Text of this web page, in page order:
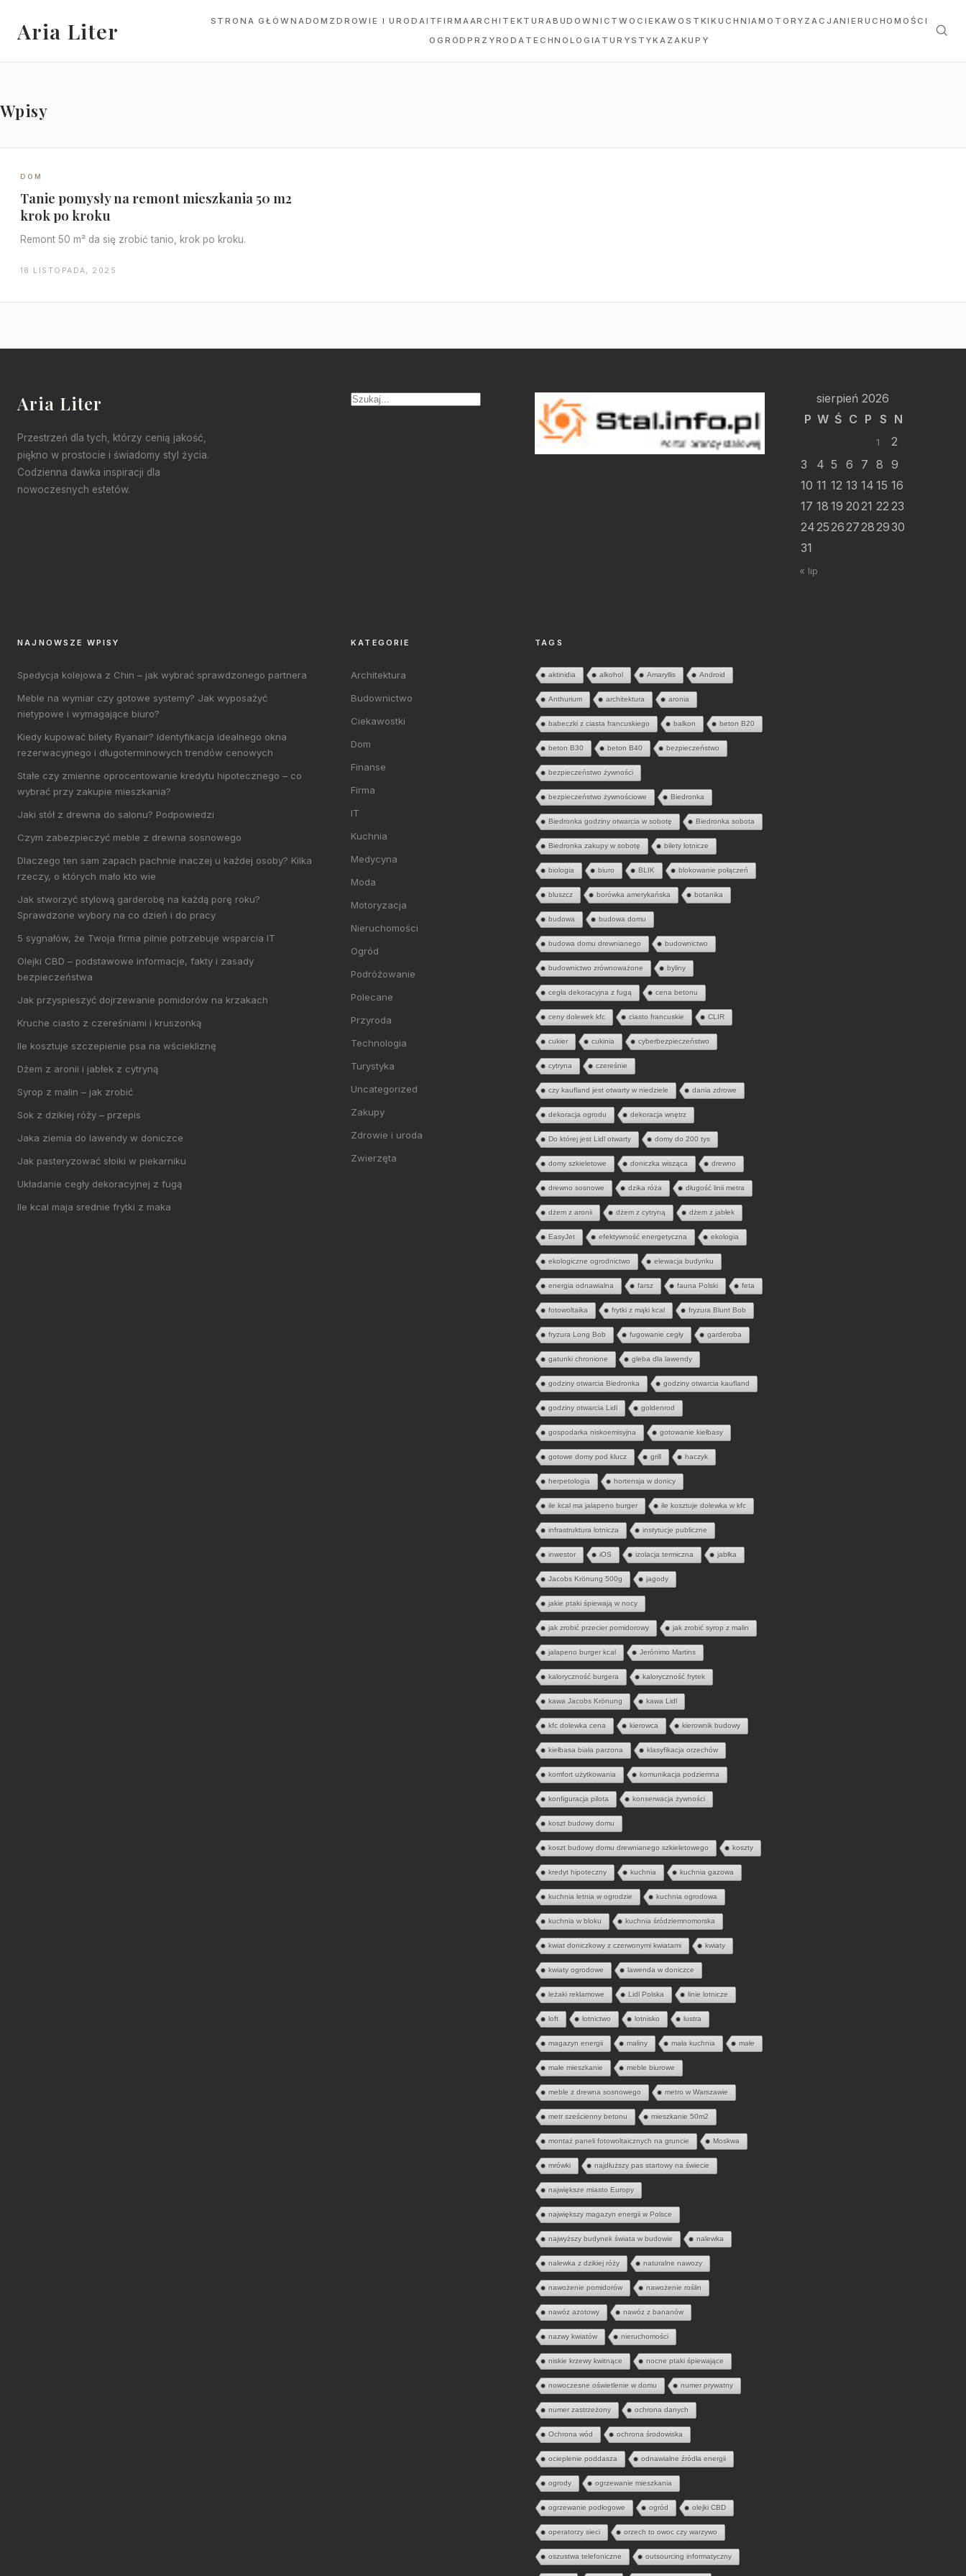
Aria Liter STRONA GŁÓWNADOM ZDROWIE I URODAITFIRMAARCHITEKTURABUDOWNICTWOCIEKAWOSTKIKUCHNIAMOTORYZACJANIERUCHOMOŚCI
OGRÓDPRZYRODA TECHNOLOGIA TURYSTYKA ZAKUPY
Wpisy
DOM
Tanie pomysły na remont mieszkania 50 m2
krok po kroku
Remont 50 m² da się zrobić tanio, krok po kroku.
18 LISTOPADA, 2025
Aria Liter
Przestrzeń dla tych, którzy cenią jakość,
piękno w prostocie i świadomy styl życia.
Codzienna dawka inspiracji dla
nowoczesnych estetów.
sierpień 2026
P W Ś C P S N
1
2
3
4 5 6 7 8 9
10 11 12 13 14 15 16
17 18 19 2021 22 23
24252627282930
31
« lip
NAJNOWSZE WPISY
Spedycja kolejowa z Chin – jak wybrać sprawdzonego partnera
Meble na wymiar czy gotowe systemy? Jak wyposażyć
nietypowe i wymagające biuro?
Kiedy kupować bilety Ryanair? Identyfikacja idealnego okna
rezerwacyjnego i długoterminowych trendów cenowych
Stałe czy zmienne oprocentowanie kredytu hipotecznego – co
wybrać przy zakupie mieszkania?
Jaki stół z drewna do salonu? Podpowiedzi
Czym zabezpieczyć meble z drewna sosnowego
Dlaczego ten sam zapach pachnie inaczej u każdej osoby? Kilka
rzeczy, o których mało kto wie
Jak stworzyć stylową garderobę na każdą porę roku?
Sprawdzone wybory na co dzień i do pracy
5 sygnałów, że Twoja firma pilnie potrzebuje wsparcia IT
Olejki CBD – podstawowe informacje, fakty i zasady
bezpieczeństwa
Jak przyspieszyć dojrzewanie pomidorów na krzakach
Kruche ciasto z czereśniami i kruszonką
Ile kosztuje szczepienie psa na wściekliznę
Dżem z aronii i jabłek z cytryną
Syrop z malin – jak zrobić
Sok z dzikiej róży – przepis
Jaka ziemia do lawendy w doniczce
Jak pasteryzować słoiki w piekarniku
Układanie cegły dekoracyjnej z fugą
Ile kcal maja srednie frytki z maka
KATEGORIE
Architektura
Budownictwo
Ciekawostki
Dom
Finanse
Firma
IT
Kuchnia
Medycyna
Moda
Motoryzacja
Nieruchomości
Ogród
Podróżowanie
Polecane
Przyroda
Technologia
Turystyka
Uncategorized
Zakupy
Zdrowie i uroda
Zwierzęta
TAGS
aktinidia alkohol Amaryllis Android
Anthurium architektura aronia
babeczki z ciasta francuskiego balkon beton B20
beton B30 beton B40 bezpieczeństwo
bezpieczeństwo żywności
bezpieczeństwo żywnościowe Biedronka
Biedronka godziny otwarcia w sobotę Biedronka sobota
Biedronka zakupy w sobotę bilety lotnicze
biologia biuro BLIK blokowanie połączeń
bluszcz borówka amerykańska botanika
budowa budowa domu
budowa domu drewnianego budownictwo
budownictwo zrównoważone byliny
cegła dekoracyjna z fugą cena betonu
ceny dolewek kfc ciasto francuskie CLIR
cukier cukinia cyberbezpieczeństwo
cytryna czereśnie
czy kaufland jest otwarty w niedziele dania zdrowe
dekoracja ogrodu dekoracja wnętrz
Do której jest Lidl otwarty domy do 200 tys
domy szkieletowe doniczka wisząca drewno
drewno sosnowe dzika róża długość linii metra
dżem z aronii dżem z cytryną dżem z jabłek
EasyJet efektywność energetyczna ekologia
ekologiczne ogrodnictwo elewacja budynku
energia odnawialna farsz fauna Polski feta
fotowoltaika frytki z mąki kcal fryzura Blunt Bob
fryzura Long Bob fugowanie cegły garderoba
gatunki chronione gleba dla lawendy
godziny otwarcia Biedronka godziny otwarcia kaufland
godziny otwarcia Lidl goldenrod
gospodarka niskoemisyjna gotowanie kiełbasy
gotowe domy pod klucz grill haczyk
herpetologia hortensja w donicy
ile kcal ma jalapeno burger ile kosztuje dolewka w kfc
infrastruktura lotnicza instytucje publiczne
inwestor iOS izolacja termiczna jabłka
Jacobs Krönung 500g jagody
jakie ptaki śpiewają w nocy
jak zrobić przecier pomidorowy jak zrobić syrop z malin
jalapeno burger kcal Jerónimo Martins
kaloryczność burgera kaloryczność frytek
kawa Jacobs Krönung kawa Lidl
kfc dolewka cena kierowca kierownik budowy
kiełbasa biała parzona klasyfikacja orzechów
komfort użytkowania komunikacja podziemna
konfiguracja pilota konserwacja żywności
koszt budowy domu
koszt budowy domu drewnianego szkieletowego koszty
kredyt hipoteczny kuchnia kuchnia gazowa
kuchnia letnia w ogrodzie kuchnia ogrodowa
kuchnia w bloku kuchnia śródziemnomorska
kwiat doniczkowy z czerwonymi kwiatami kwiaty
kwiaty ogrodowe lawenda w doniczce
leżaki reklamowe Lidl Polska linie lotnicze
loft lotnictwo lotnisko lustra
magazyn energii maliny mała kuchnia małe
małe mieszkanie meble biurowe
meble z drewna sosnowego metro w Warszawie
metr sześcienny betonu mieszkanie 50m2
montaż paneli fotowoltaicznych na gruncie Moskwa
mrówki najdłuższy pas startowy na świecie
największe miasto Europy
największy magazyn energii w Polsce
najwyższy budynek świata w budowie nalewka
nalewka z dzikiej róży naturalne nawozy
nawożenie pomidorów nawożenie roślin
nawóz azotowy nawóz z bananów
nazwy kwiatów nieruchomości
niskie krzewy kwitnące nocne ptaki śpiewające
nowoczesne oświetlenie w domu numer prywatny
numer zastrzeżony ochrona danych
Ochrona wód ochrona środowiska
ocieplenie poddasza odnawialne źródła energii
ogrody ogrzewanie mieszkania
ogrzewanie podłogowe ogród olejki CBD
operatorzy sieci orzech to owoc czy warzywo
oszustwa telefoniczne outsourcing informatyczny